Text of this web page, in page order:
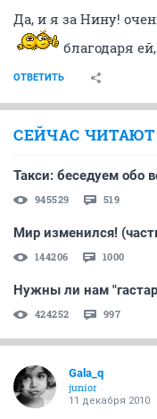
Да, и я за Нину!
благодаря
ОТВЕТИТЬ
СЕЙЧАС ЧИТАЮТ
Такси: беседуем обо
945529 519
Мир изменился!
144206 1000
Нужны ли нам
424252 997
Gala_q
junior
11 декабря 2010